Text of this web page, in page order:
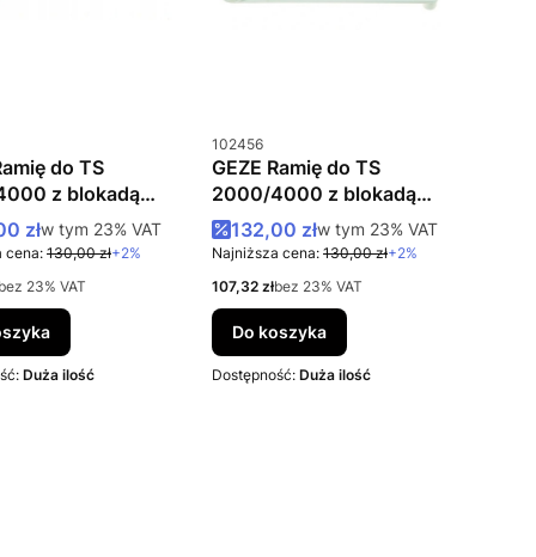
do TS
z blokadą
promocyjna brutto
złw tym %s VAT
w tym 23% VAT
cena:130,00 zł+2%
23% VAT
Duża ilość
Kod produktu
102456
GEZE Ramię do TS
2000/4000 z blokadą
białe
Cena promocyjna brutto
132,00 złw tym %s VAT
w tym 23% VAT
Najniższa cena: 130,00 zł+2%
Cena netto
107,32 złbez 23% VAT
Do koszyka
Dostępność: Duża ilość